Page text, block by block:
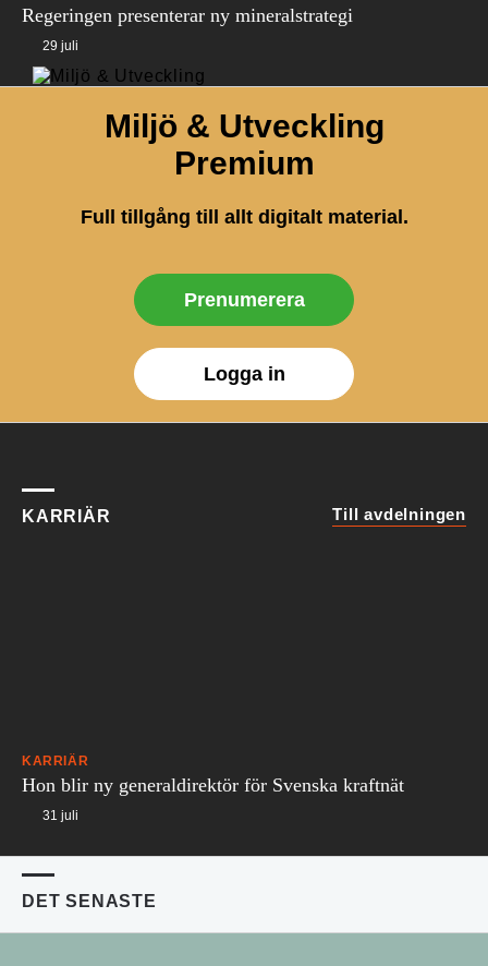
Regeringen presenterar ny mineralstrategi
29 juli
Miljö & Utveckling
Premium
Full tillgång till allt digitalt material.
Prenumerera
Logga in
KARRIÄR Till avdelningen
KARRIÄR
Hon blir ny generaldirektör för Svenska kraftnät
31 juli
DET SENASTE